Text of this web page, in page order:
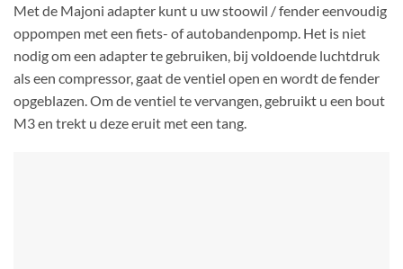
Met de Majoni adapter kunt u uw stoowil / fender eenvoudig
oppompen met een fiets- of autobandenpomp. Het is niet
nodig om een ​​adapter te gebruiken, bij voldoende luchtdruk
als een compressor, gaat de ventiel open en wordt de fender
opgeblazen. Om de ventiel te vervangen, gebruikt u een bout
M3 en trekt u deze eruit met een tang.